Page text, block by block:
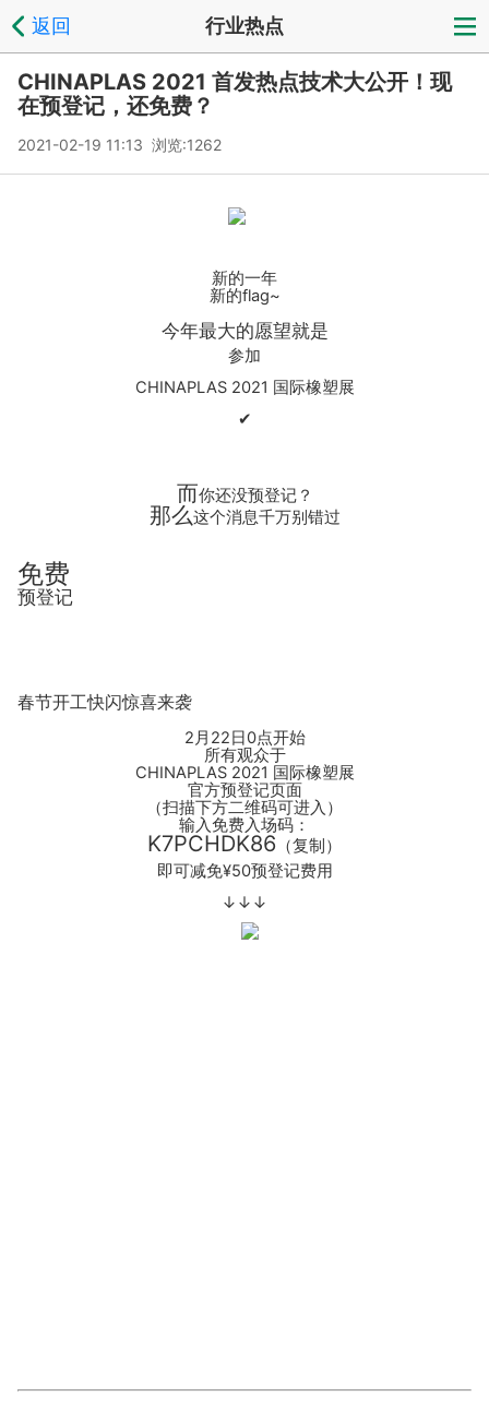
返回 行业热点
CHINAPLAS 2021 首发热点技术大公开！现
在预登记，还免费？
2021-02-19 11:13 浏览:1262
新的一年
新的flag~
今年最大的愿望就是
参加
CHINAPLAS 2021 国际橡塑展
✔
而你还没预登记？
那么这个消息千万别错过
免费
预登记
春节开工快闪惊喜来袭
2月22日0点开始
所有观众于
CHINAPLAS 2021 国际橡塑展
官方预登记页面
（扫描下方二维码可进入）
输入免费入场码 ：
K7PCHDK86 （复制）
即可减免¥50预登记费用
↓↓↓